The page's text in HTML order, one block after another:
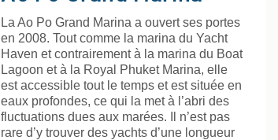
La Ao Po Grand Marina a ouvert ses portes
en 2008. Tout comme la marina du Yacht
Haven et contrairement à la marina du Boat
Lagoon et à la Royal Phuket Marina, elle
est accessible tout le temps et est située en
eaux profondes, ce qui la met à l’abri des
fluctuations dues aux marées. Il n’est pas
rare d’y trouver des yachts d’une longueur